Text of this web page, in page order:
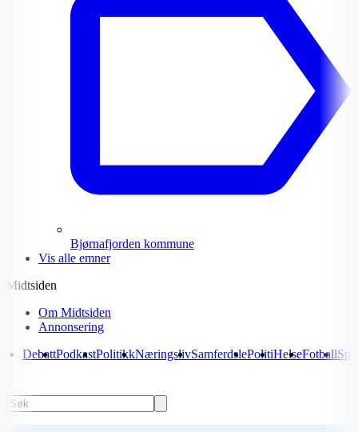
Bjørnafjorden kommune
Vis alle emner
Midtsiden
Om Midtsiden
Annonsering
DebattPodkastPolitikkNæringslivSamferdslePolitiHelseFotball